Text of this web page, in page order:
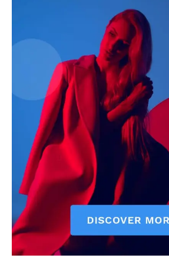
AIN NEWS 1
Contact Us
About Us
Privacy Policy
Terms of Use Agreement
Facebook
X WhatsApp
Share